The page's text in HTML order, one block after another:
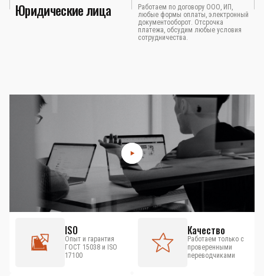
Юридические лица
Работаем по договору ООО, ИП,
любые формы оплаты, электронный
документооборот. Отсрочка
платежа, обсудим любые условия
сотрудничества.
ISO
Опыт и гарантия
ГОСТ 15038 и ISO
17100
Качество
Работаем только с
проверенными
переводчиками